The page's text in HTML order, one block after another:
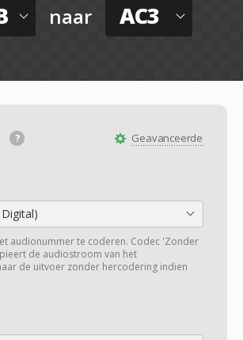
naar AC3
Geavanceerde
audionummer te coderen. Codec 'Zonder
de audiostroom van het
de uitvoer zonder hercodering indien